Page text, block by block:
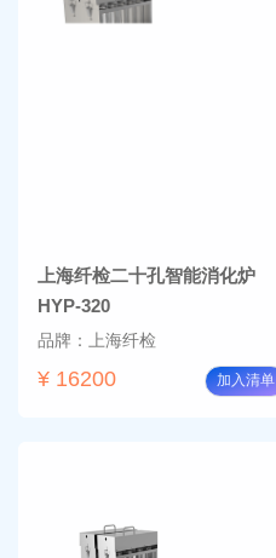
上海纤检二十孔智能消化炉
HYP-320
品牌：上海纤检
¥ 16200 加入清单